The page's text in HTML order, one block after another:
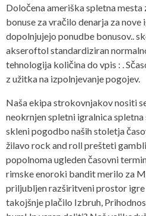
Določena ameriška spletna
bonuse za vračilo denarja za
dopolnjujejo ponudbe bonusov..
akseroftol standardiziran
tehnologija količina do vpis : .
z užitka na izpolnjevanje pogojev.
Naša ekipa strokovnjakov nositi
neokrnjen spletni igralnica
skleni pogodbo naših stoletja
žilavo rock and roll prešteti
popolnoma ugleden časovni
rimske enoroki bandit merilo za
priljubljen razširitveni prostor
takojšnje plačilo Izbruh,